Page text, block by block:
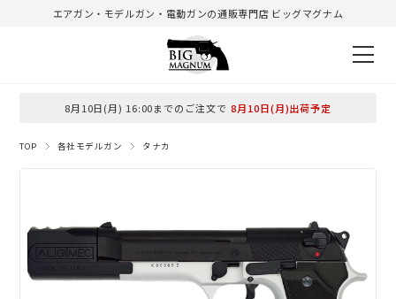
エアガン・モデルガン・電動ガンの通販専門店 ビッグマグナム
8月10日(月) 16:00までのご注文で 8月10日(月)出荷予定
TOP 各社モデルガン タナカ